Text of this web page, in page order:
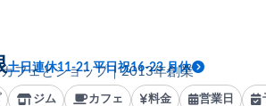
フェとショップ｜2013年創業
土日連休11-21 平日祝16-23 月休
ジム カフェ 料金 営業日